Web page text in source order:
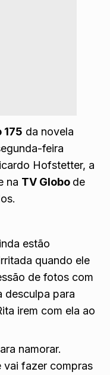
175 da novela
feira
Hofstetter, a
na TV Globo de
estão
quando ele
de fotos com
desculpa para
irem com ela ao
namorar.
vai fazer compras